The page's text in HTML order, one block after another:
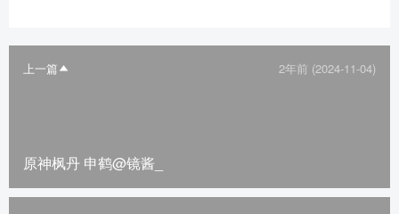
上一篇 2年前 (2024-11-04)
原神枫丹 申鹤@镜酱_